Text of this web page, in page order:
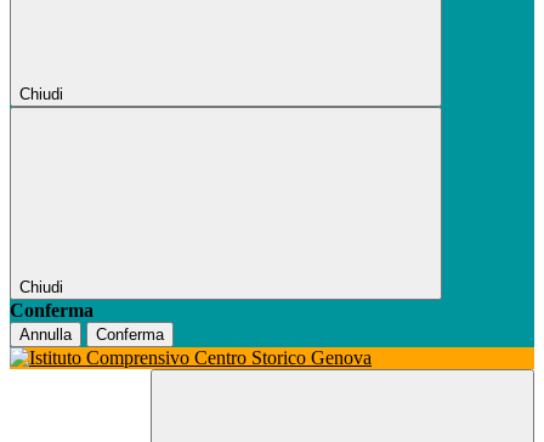
Chiudi
Chiudi
Conferma
Annulla Conferma